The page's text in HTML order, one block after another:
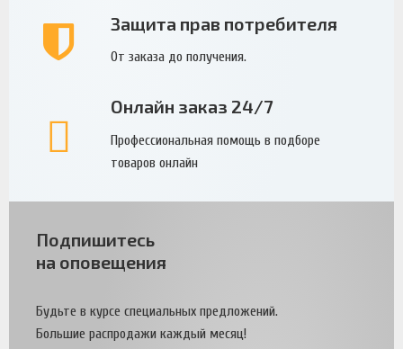
Защита прав потребителя
От заказа до получения.
Онлайн заказ 24/7
Профессиональная помощь в подборе
товаров онлайн
Подпишитесь
на оповещения
Будьте в курсе специальных предложений.
Большие распродажи каждый месяц!